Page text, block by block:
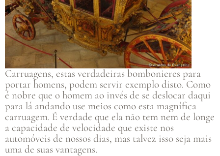
Carruagens, estas verdadeiras bombonieres para
portar homens, podem servir exemplo disto. Como
é nobre que o homem ao invés de se deslocar daqui
para lá andando use meios como esta magnífica
carruagem. É verdade que ela não tem nem de longe
a capacidade de velocidade que existe nos
automóveis de nossos dias, mas talvez isso seja mais
uma de suas vantagens.